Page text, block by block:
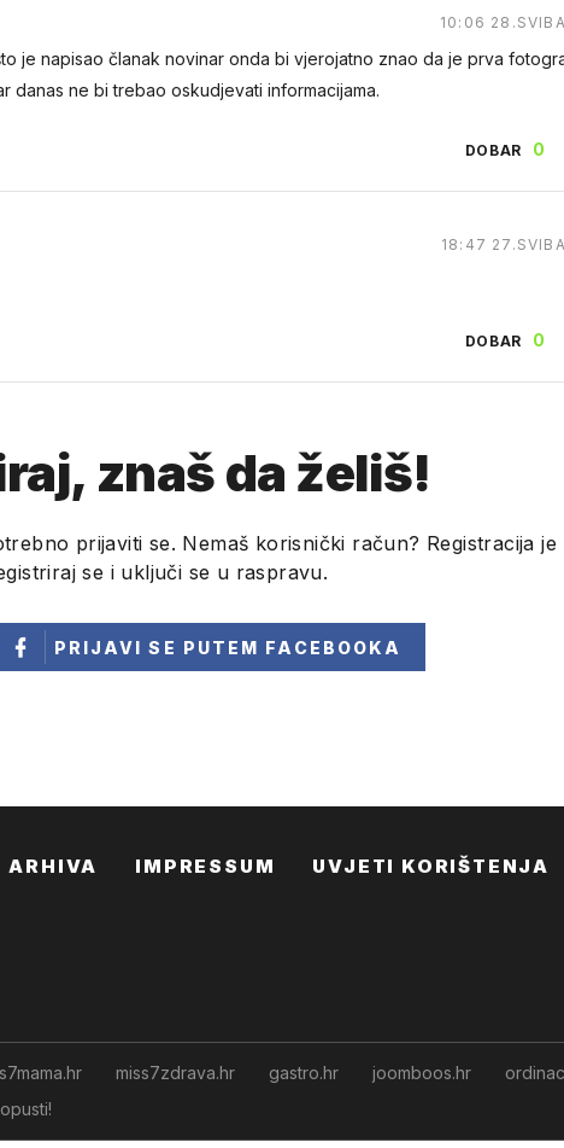
10:06
je napisao članak novinar onda bi vjerojatno znao da je prva
danas ne bi trebao oskudjevati informacijama.
DOBAR 0
18:47
DOBAR 0
znaš da želiš!
prijaviti se. Nemaš korisnički račun? Registracija je
se i uključi se u raspravu.
PRIJAVI SE PUTEM FACEBOOKA
ARHIVA IMPRESSUM UVJETI KORIŠTENJA
miss7zdrava.hr gastro.hr joomboos.hr